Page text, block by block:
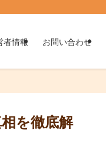
者情報 お問い合わせ
を徹底解